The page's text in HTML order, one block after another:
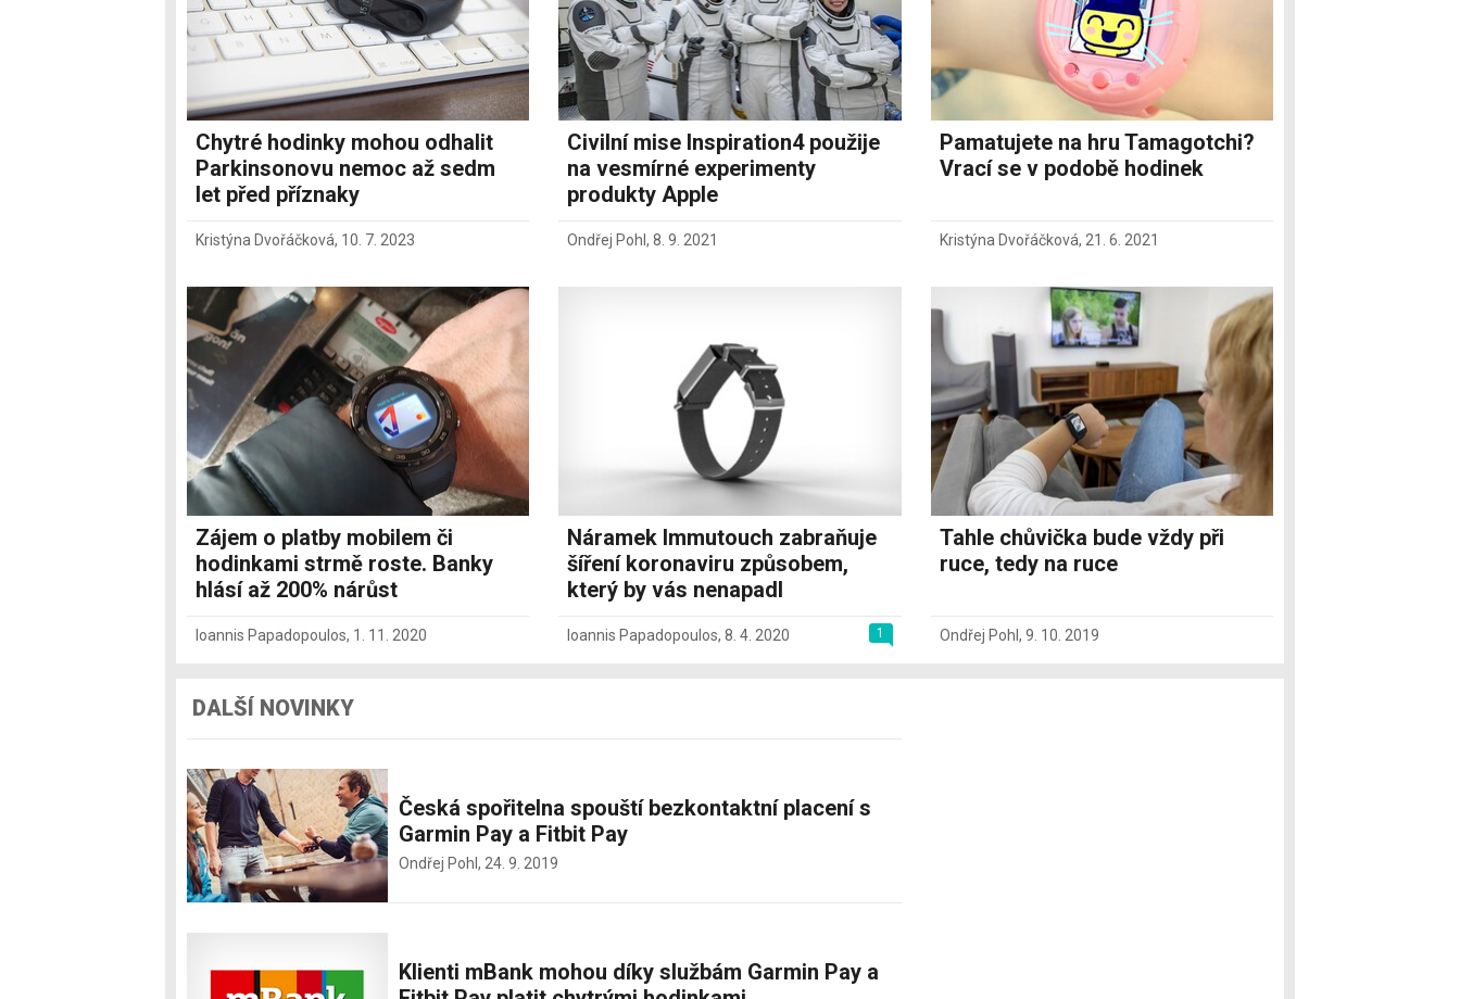
Chytré hodinky mohou odhalit
Parkinsonovu nemoc až sedm
let před příznaky
Kristýna Dvořáčková, 10. 7. 2023
Civilní mise Inspiration4 použije
na vesmírné experimenty
produkty Apple
Ondřej Pohl,8. 9. 2021
Pamatujete na hru Tamagotchi?
Vrací se v podobě hodinek
Kristýna Dvořáčková, 21. 6. 2021
Zájem o platby mobilem či
hodinkami strmě roste. Banky
hlásí až 200% nárůst
Ioannis Papadopoulos, 1. 11. 2020
Náramek Immutouch zabraňuje
šíření koronaviru způsobem,
který by vás nenapadl
1
Ioannis Papadopoulos,8. 4. 2020
Tahle chůvička bude vždy při
ruce, tedy na ruce
Ondřej Pohl , 9. 10. 2019
DALŠÍ NOVINKY
Česká spořitelna spouští bezkontaktní placení s
Garmin Pay a Fitbit Pay
Ondřej Pohl, 24. 9. 2019
Klienti mBank mohou díky službám Garmin Pay a